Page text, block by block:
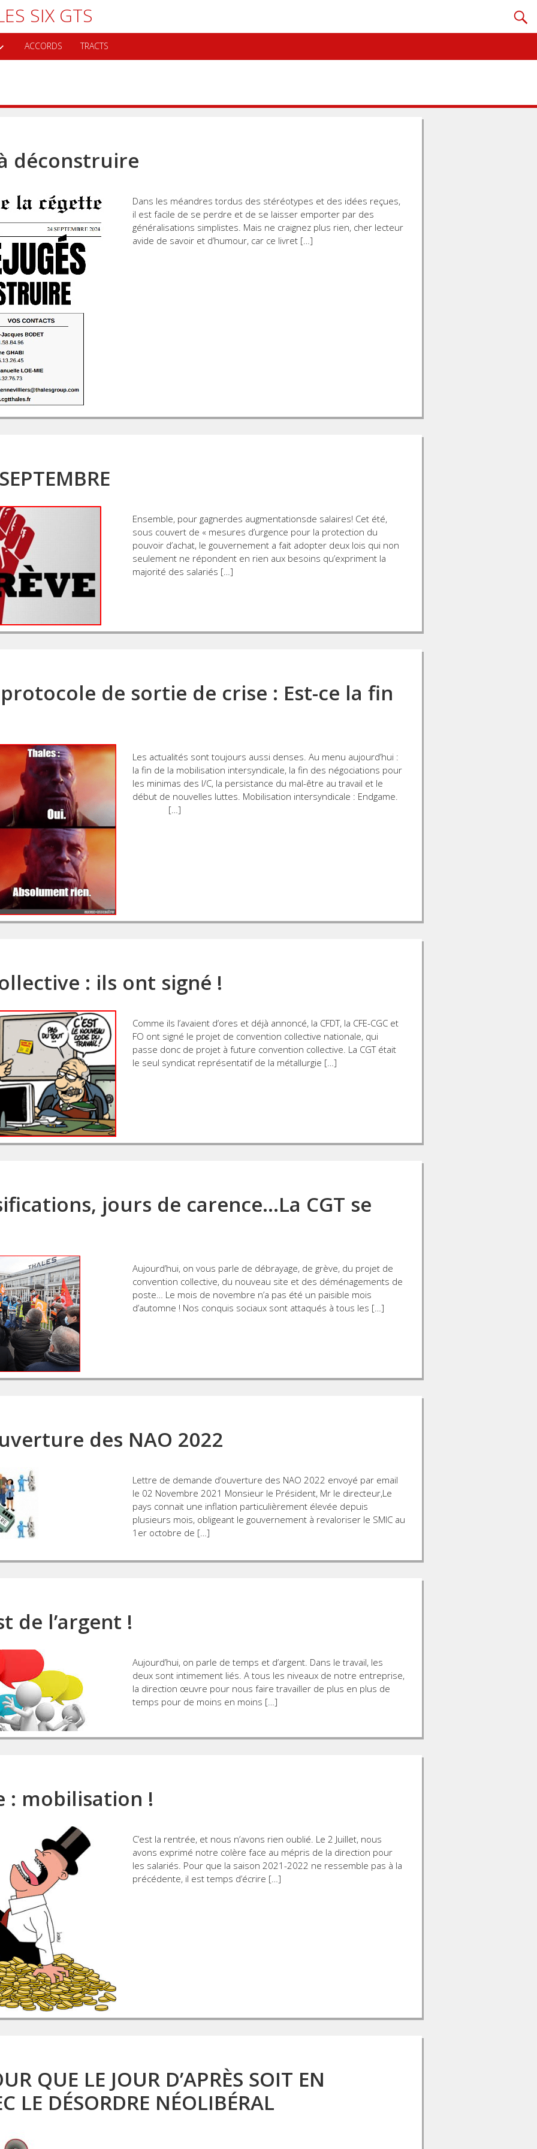
SIX GTS
ACCORDS TRACTS
déconstruire
Dans les méandres tordus des stéréotypes et des idées reçues,
il est facile de se perdre et de se laisser emporter par des
généralisations simplistes. Mais ne craignez plus rien, cher lecteur
avide de savoir et d’humour, car ce livret […]
Ensemble, pour gagnerdes augmentationsde salaires! Cet été,
sous couvert de « mesures d’urgence pour la protection du
pouvoir d’achat, le gouvernement a fait adopter deux lois qui non
seulement ne répondent en rien aux besoins qu’expriment la
majorité des salariés […]
de sortie de crise : Est-ce la fin
Les actualités sont toujours aussi denses. Au menu aujourd’hui :
la fin de la mobilisation intersyndicale, la fin des négociations pour
les minimas des I/C, la persistance du mal-être au travail et le
début de nouvelles luttes. Mobilisation intersyndicale : Endgame.
[…]
: ils ont signé !
Comme ils l’avaient d’ores et déjà annoncé, la CFDT, la CFE-CGC et
FO ont signé le projet de convention collective nationale, qui
passe donc de projet à future convention collective. La CGT était
le seul syndicat représentatif de la métallurgie […]
jours de carence…La CGT se
Aujourd’hui, on vous parle de débrayage, de grève, du projet de
convention collective, du nouveau site et des déménagements de
poste… Le mois de novembre n’a pas été un paisible mois
d’automne ! Nos conquis sociaux sont attaqués à tous les […]
des NAO 2022
Lettre de demande d’ouverture des NAO 2022 envoyé par email
le 02 Novembre 2021 Monsieur le Président, Mr le directeur,Le
pays connait une inflation particulièrement élevée depuis
plusieurs mois, obligeant le gouvernement à revaloriser le SMIC au
1er octobre de […]
de l’argent !
Aujourd’hui, on parle de temps et d’argent. Dans le travail, les
deux sont intimement liés. A tous les niveaux de notre entreprise,
la direction œuvre pour nous faire travailler de plus en plus de
temps pour de moins en moins […]
: mobilisation !
C’est la rentrée, et nous n’avons rien oublié. Le 2 Juillet, nous
avons exprimé notre colère face au mépris de la direction pour
les salariés. Pour que la saison 2021-2022 ne ressemble pas à la
précédente, il est temps d’écrire […]
QUE LE JOUR D’APRÈS SOIT EN
LE DÉSORDRE NÉOLIBÉRAL